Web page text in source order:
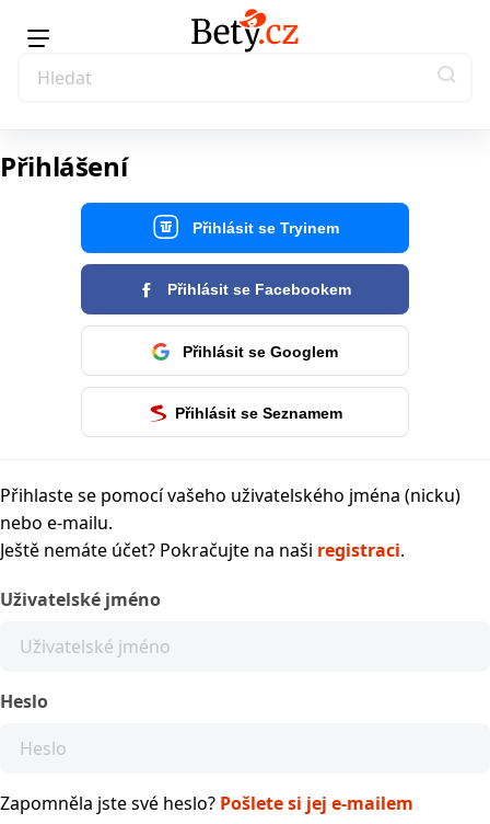
Přihlášení
Přihlásit se Tryinem
Přihlásit se Facebookem
Přihlásit se Googlem
Přihlásit se Seznamem
Přihlaste se pomocí vašeho uživatelského jména (nicku)
nebo e-mailu.
Ještě nemáte účet? Pokračujte na naši registraci.
Uživatelské jméno
Heslo
Zapomněla jste své heslo? Pošlete si jej e-mailem